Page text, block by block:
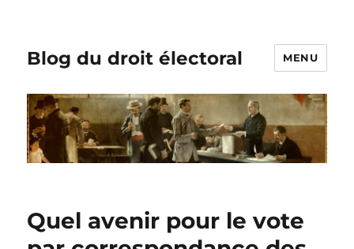
Blog du droit électoral MENU
Quel avenir pour le vote